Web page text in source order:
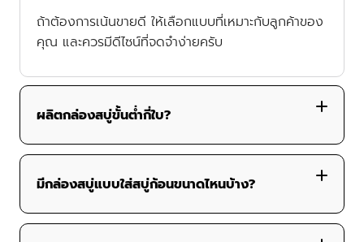
ถ้าต้องการเน้นขายดี ให้เลือกแบบที่เหมาะกับลูกค้าของ
คุณ และควรมีดีไซน์ที่จดจำง่ายครับ
ผลิตกล่องสบู่ขั้นต่ำกี่ใบ?
มีกล่องสบู่แบบใส่สบู่ก้อนขนาดไหนบ้าง?